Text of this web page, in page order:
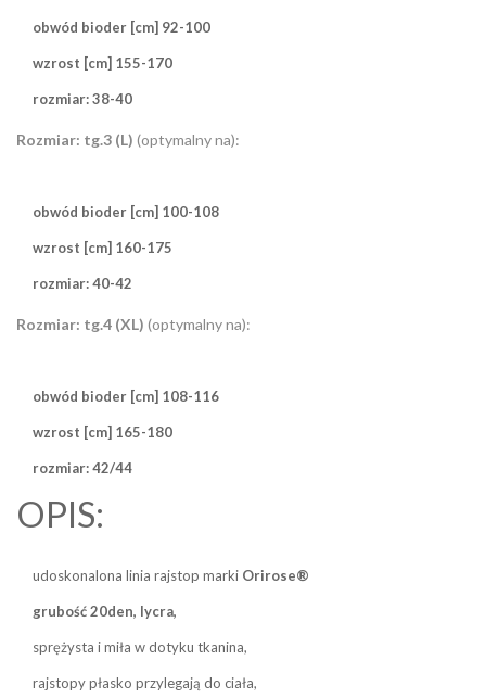
obwód bioder [cm] 92-100
wzrost [cm] 155-170
rozmiar: 38-40
Rozmiar: tg.3 (L) (optymalny na):
obwód bioder [cm] 100-108
wzrost [cm] 160-175
rozmiar: 40-42
Rozmiar: tg.4 (XL) (optymalny na):
obwód bioder [cm] 108-116
wzrost [cm] 165-180
rozmiar: 42/44
OPIS:
udoskonalona linia rajstop marki Orirose®
grubość 20den, lycra,
sprężysta i miła w dotyku tkanina,
rajstopy płasko przylegają do ciała,